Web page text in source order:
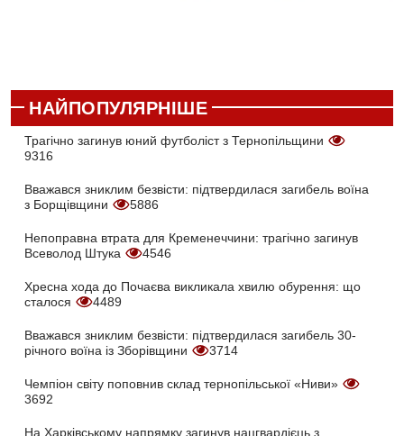
НАЙПОПУЛЯРНІШЕ
Трагічно загинув юний футболіст з Тернопільщини
9316
Вважався зниклим безвісти: підтвердилася загибель воїна
з Борщівщини
5886
Непоправна втрата для Кременеччини: трагічно загинув
Всеволод Штука
4546
Хресна хода до Почаєва викликала хвилю обурення: що
сталося
4489
Вважався зниклим безвісти: підтвердилася загибель 30-
річного воїна із Зборівщини
3714
Чемпіон світу поповнив склад тернопільської «Ниви»
3692
На Харківському напрямку загинув нацгвардієць з